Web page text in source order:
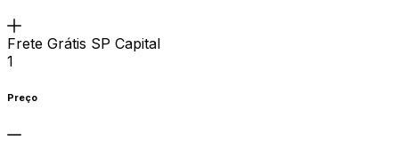
Frete Grátis SP Capital
1
Preço